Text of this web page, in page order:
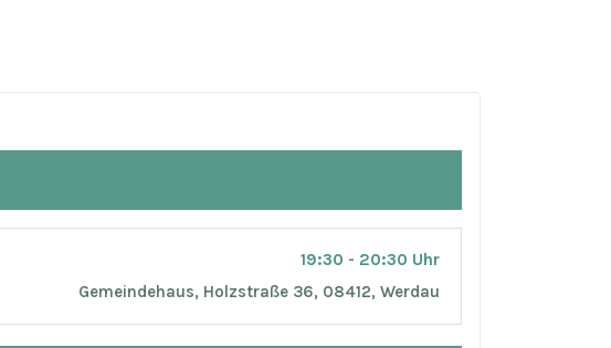
19:30 - 20:30 Uhr
Gemeindehaus, Holzstraße 36, 08412, Werdau